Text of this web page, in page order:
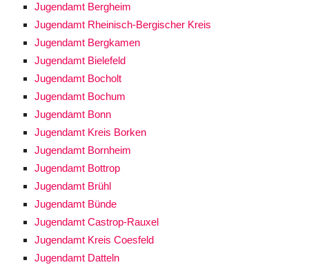
Jugendamt Bergheim
Jugendamt Rheinisch-Bergischer Kreis
Jugendamt Bergkamen
Jugendamt Bielefeld
Jugendamt Bocholt
Jugendamt Bochum
Jugendamt Bonn
Jugendamt Kreis Borken
Jugendamt Bornheim
Jugendamt Bottrop
Jugendamt Brühl
Jugendamt Bünde
Jugendamt Castrop-Rauxel
Jugendamt Kreis Coesfeld
Jugendamt Datteln